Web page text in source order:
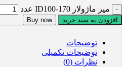
میز ماژولار ID100-170 عدد
افزودن به سبد خرید Buy now
توضیحات
توضیحات تکمیلی
نظرات (0)